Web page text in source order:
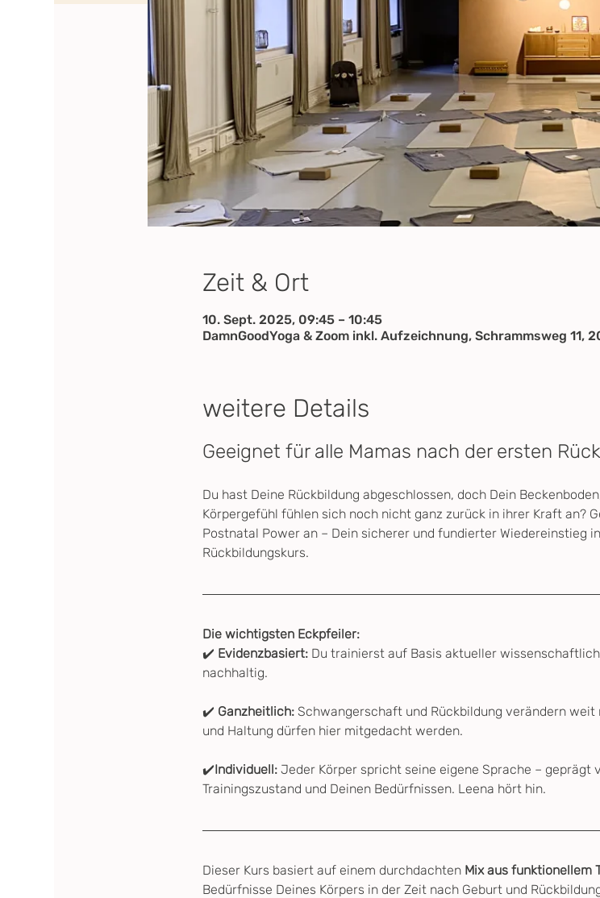
Zeit & Ort
10. Sept. 2025, 09:45 – 10:45
DamnGoodYoga & Zoom inkl. Aufzeichnung, Schrammsweg 11,
weitere Details
Geeignet für alle Mamas nach der ersten
Du hast Deine Rückbildung abgeschlossen, doch Dein
Körpergefühl fühlen sich noch nicht ganz zurück in ihrer Kraft an?
Postnatal Power an – Dein sicherer und fundierter Wiedereinstieg
Rückbildungskurs.
Die wichtigsten Eckpfeiler:
✔️ Evidenzbasiert: Du trainierst auf Basis aktueller
nachhaltig.
✔️ Ganzheitlich: Schwangerschaft und Rückbildung verändern
und Haltung dürfen hier mitgedacht werden.
✔️Individuell: Jeder Körper spricht seine eigene Sprache – geprägt
Trainingszustand und Deinen Bedürfnissen. Leena hört hin.
Dieser Kurs basiert auf einem durchdachten Mix aus funktionellem
Bedürfnisse Deines Körpers in der Zeit nach Geburt und